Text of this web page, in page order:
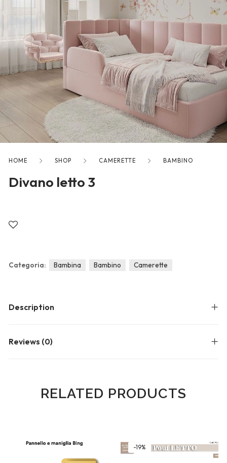
design templates, learn
creative skills or even hire
freelancers. With an industry-
leading marketplace paired
with an unlimited subscription
service, Envato helps creatives
like you get projects done
faster.
About Envato
Careers
Privacy Policy
Forums
HOME SHOP CAMERETTE BAMBINO
Divano letto 3
Description
Reviews (0)
Categoria: Bambina Bambino Camerette
RELATED PRODUCTS
-19%